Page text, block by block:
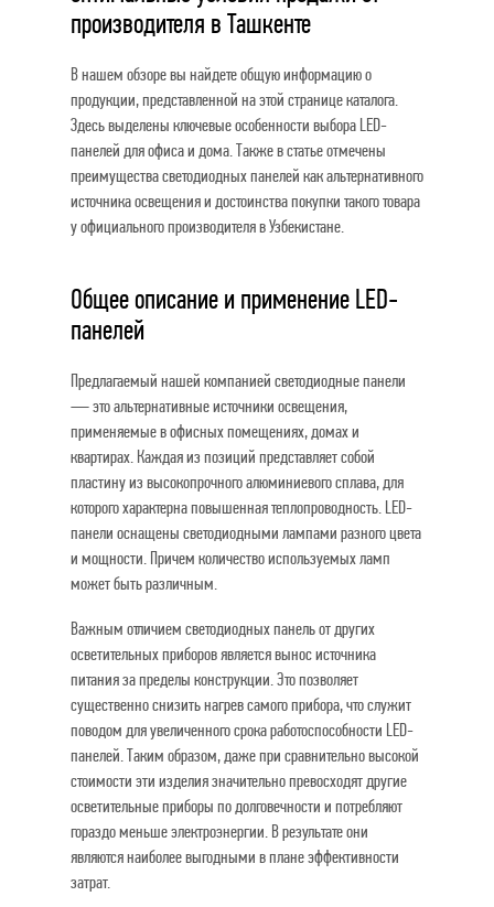
производителя в Ташкенте
В нашем обзоре вы найдете общую информацию о
продукции, представленной на этой странице каталога.
Здесь выделены ключевые особенности выбора LED-
панелей для офиса и дома. Также в статье отмечены
преимущества светодиодных панелей как альтернативного
источника освещения и достоинства покупки такого товара
у официального производителя в Узбекистане.
Общее описание и применение LED-
панелей
Предлагаемый нашей компанией светодиодные панели
— это альтернативные источники освещения,
применяемые в офисных помещениях, домах и
квартирах. Каждая из позиций представляет собой
пластину из высокопрочного алюминиевого сплава, для
которого характерна повышенная теплопроводность. LED-
панели оснащены светодиодными лампами разного цвета
и мощности. Причем количество используемых ламп
может быть различным.
Важным отличием светодиодных панель от других
осветительных приборов является вынос источника
питания за пределы конструкции. Это позволяет
существенно снизить нагрев самого прибора, что служит
поводом для увеличенного срока работоспособности LED-
панелей. Таким образом, даже при сравнительно высокой
стоимости эти изделия значительно превосходят другие
осветительные приборы по долговечности и потребляют
гораздо меньше электроэнергии. В результате они
являются наиболее выгодными в плане эффективности
затрат.